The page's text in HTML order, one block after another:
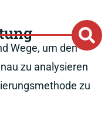
Wege, um den
zu analysieren
zu